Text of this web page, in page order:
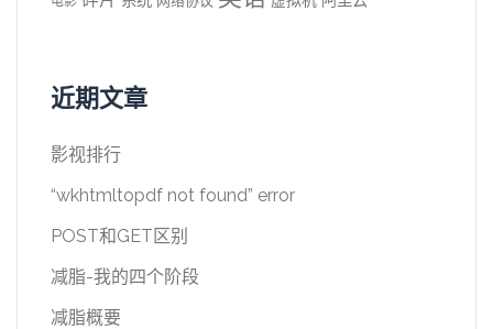
近期文章
影视排行
“wkhtmltopdf not found” error
POST和GET区别
减脂-我的四个阶段
减脂概要